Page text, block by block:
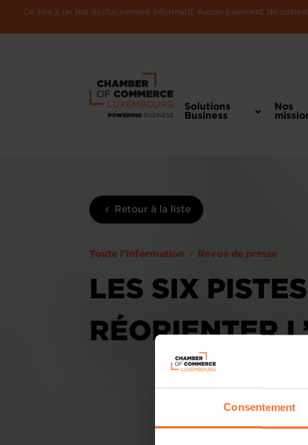
Consentement
Ce site a un but exclusivement informatif. Aucun paiement de
Solutions
Business
Nos
Retour à la liste
Toute l'information Revue de presse
LES SIX
RÉORIENTER